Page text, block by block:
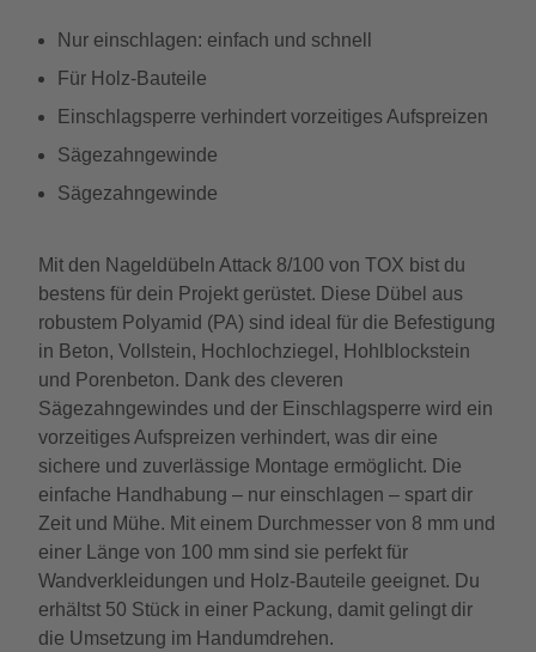
Nur einschlagen: einfach und schnell
Für Holz-Bauteile
Einschlagsperre verhindert vorzeitiges Aufspreizen
Sägezahngewinde
Sägezahngewinde
Mit den Nageldübeln Attack 8/100 von TOX bist du
bestens für dein Projekt gerüstet. Diese Dübel aus
robustem Polyamid (PA) sind ideal für die Befestigung
in Beton, Vollstein, Hochlochziegel, Hohlblockstein
und Porenbeton. Dank des cleveren
Sägezahngewindes und der Einschlagsperre wird ein
vorzeitiges Aufspreizen verhindert, was dir eine
sichere und zuverlässige Montage ermöglicht. Die
einfache Handhabung – nur einschlagen – spart dir
Zeit und Mühe. Mit einem Durchmesser von 8 mm und
einer Länge von 100 mm sind sie perfekt für
Wandverkleidungen und Holz-Bauteile geeignet. Du
erhältst 50 Stück in einer Packung, damit gelingt dir
die Umsetzung im Handumdrehen.